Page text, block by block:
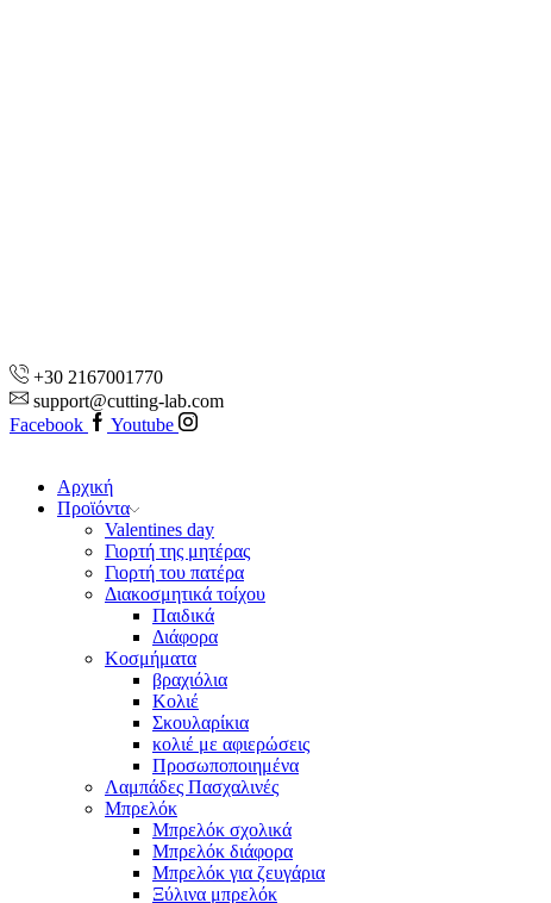
+30 2167001770
support@cutting-lab.com
Facebook
Youtube
Αρχική
Προϊόντα
Valentines day
Γιορτή της μητέρας
Γιορτή του πατέρα
Διακοσμητικά τοίχου
Παιδικά
Διάφορα
Κοσμήματα
βραχιόλια
Kολιέ
Σκουλαρίκια
κολιέ με αφιερώσεις
Προσωποποιημένα
Λαμπάδες Πασχαλινές
Μπρελόκ
Μπρελόκ σχολικά
Μπρελόκ διάφορα
Μπρελόκ για ζευγάρια
Ξύλινα μπρελόκ